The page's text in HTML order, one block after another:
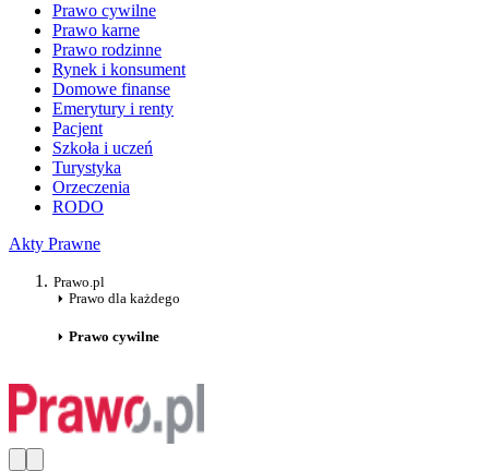
Prawo cywilne
Prawo karne
Prawo rodzinne
Rynek i konsument
Domowe finanse
Emerytury i renty
Pacjent
Szkoła i uczeń
Turystyka
Orzeczenia
RODO
Akty Prawne
Prawo.pl
Prawo dla każdego
Prawo cywilne